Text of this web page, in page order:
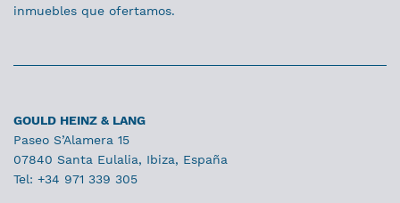
inmuebles que ofertamos.
GOULD HEINZ & LANG
Paseo S’Alamera 15
07840 Santa Eulalia, Ibiza, España
Tel: +34 971 339 305